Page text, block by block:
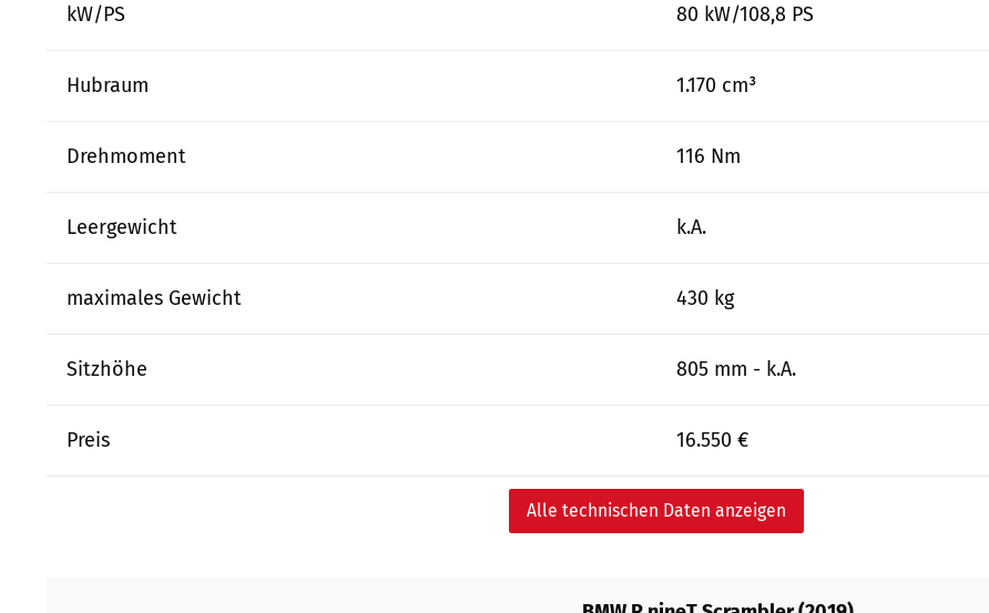
kW/PS 80 kW/108,8 PS
Hubraum 1.170 cm³
Drehmoment 116 Nm
Leergewicht k.A.
maximales Gewicht 430 kg
Sitzhöhe 805 mm - k.A.
Preis 16.550 €
Alle technischen Daten anzeigen